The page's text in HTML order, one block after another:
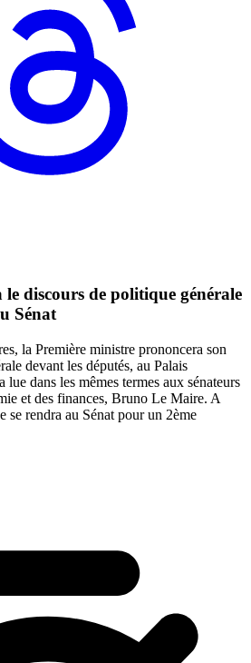
discours de politique générale
Sénat
la Première ministre prononcera son
devant les députés, au Palais
dans les mêmes termes aux sénateurs
et des finances, Bruno Le Maire. A
se rendra au Sénat pour un 2ème